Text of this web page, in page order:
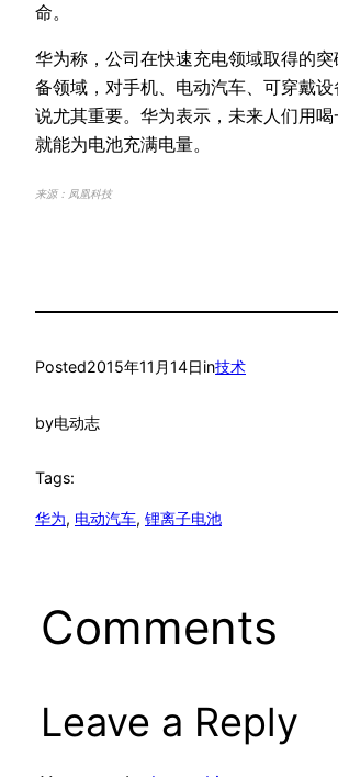
命。
华为称，公司在快速充电领域取得的
备领域，对手机、电动汽车、可穿戴
说尤其重要。华为表示，未来人们用
就能为电池充满电量。
来源：凤凰科技
Posted2015年11月14日in技术
by电动志
Tags:
华为, 电动汽车, 锂离子电池
Comments
Leave a Reply